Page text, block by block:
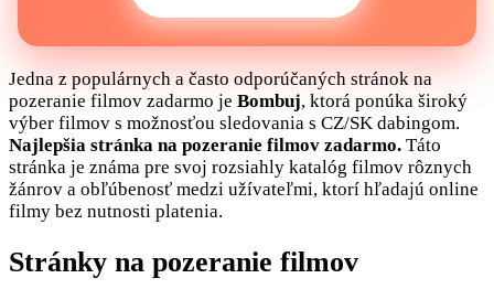
Jedna z populárnych a často odporúčaných stránok na
pozeranie filmov zadarmo je Bombuj, ktorá ponúka široký
výber filmov s možnosťou sledovania s CZ/SK dabingom.
Najlepšia stránka na pozeranie filmov zadarmo. Táto
stránka je známa pre svoj rozsiahly katalóg filmov rôznych
žánrov a obľúbenosť medzi užívateľmi, ktorí hľadajú online
filmy bez nutnosti platenia.
Stránky na pozeranie filmov